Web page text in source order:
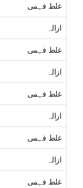
غلط فہمی
ازالہ
غلط فہمی
ازالہ
غلط فہمی
ازالہ
غلط فہمی
ازالہ
غلط فہمی